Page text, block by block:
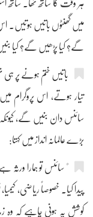
ہر وقت کا ساتھ تھا۔ ساتھ
میں گھنٹوں باتیں ہوتیں۔
گے؟ کیا پڑھیں گے؟ کیا
باتیں ختم ہونے پر ہی
تیار ہوتے، اس پروگرام
سائنس دان بنیں گے،
بڑے عالمانہ انداز میں کہتا:
" سائنس تو ہمارا ورثہ
پیدا کیا۔ خصوصاً ریاضی،
کوشش یہ ہونی چاہیے کہ